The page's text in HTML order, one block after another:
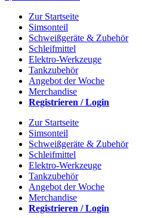
Zur Startseite
Simsonteil
Schweißgeräte & Zubehör
Schleifmittel
Elektro-Werkzeuge
Tankzubehör
Angebot der Woche
Merchandise
Registrieren / Login
Zur Startseite
Simsonteil
Schweißgeräte & Zubehör
Schleifmittel
Elektro-Werkzeuge
Tankzubehör
Angebot der Woche
Merchandise
Registrieren / Login